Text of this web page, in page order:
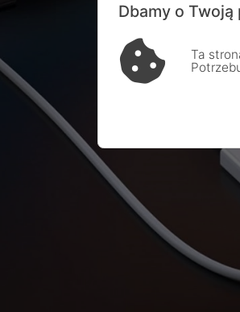
Dbamy o
Ta